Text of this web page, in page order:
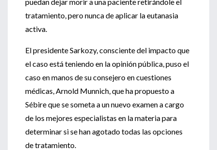
tratamiento, pero nunca de aplicar la eutanasia
activa.
El presidente Sarkozy, consciente del impacto que
el caso está teniendo en la opinión pública, puso el
caso en manos de su consejero en cuestiones
médicas, Arnold Munnich, que ha propuesto a
Sébire que se someta a un nuevo examen a cargo
de los mejores especialistas en la materia para
determinar si se han agotado todas las opciones
de tratamiento.